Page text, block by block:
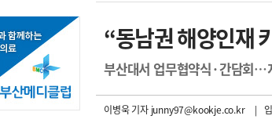
“동남권 해양인재
부산대서 업무협약식·간담회…
이병욱 기자junny97@kookje.co.kr |